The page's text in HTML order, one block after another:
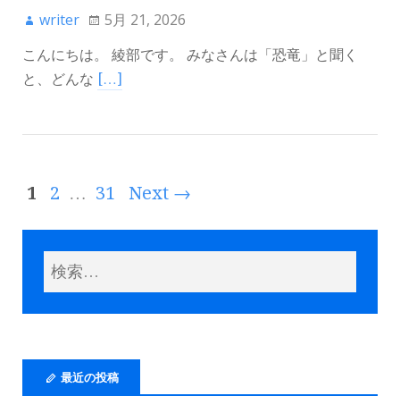
writer 5月 21, 2026
こんにちは。 綾部です。 みなさんは「恐竜」と聞く
と、どんな […]
1 2 … 31 Next →
最近の投稿